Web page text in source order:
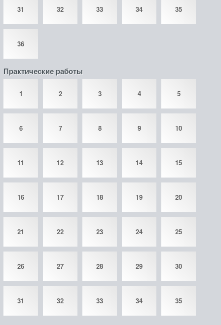
31 32 33 34 35
36
Практические работы
1 2 3 4 5
6 7 8 9 10
11 12 13 14 15
16 17 18 19 20
21 22 23 24 25
26 27 28 29 30
31 32 33 34 35